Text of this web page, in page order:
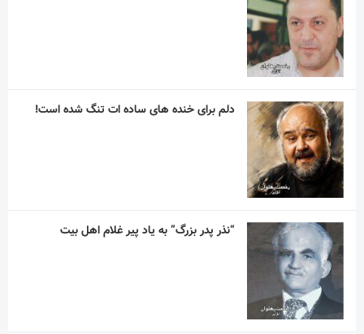
دلم برای خنده های ساده ات تنگ شده است!
“نذر پدر بزرگ” به یاد پیر غلام اهل بیت